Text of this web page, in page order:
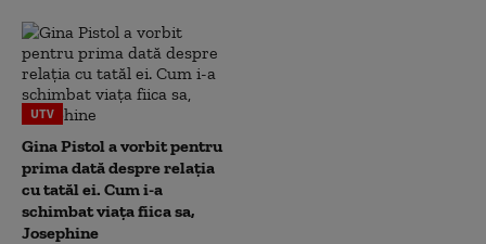
UTV
Gina Pistol a vorbit pentru
prima dată despre relația
cu tatăl ei. Cum i-a
schimbat viața fiica sa,
Josephine